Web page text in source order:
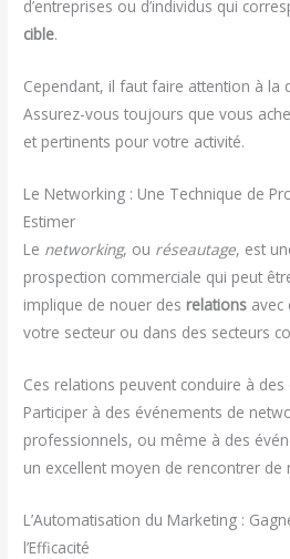
d’entreprises ou d’individus qui
cible.
Cependant, il faut faire attention à la
Assurez-vous toujours que vous
et pertinents pour votre activité.
Le Networking : Une Technique de
Estimer
Le networking, ou réseautage, est
prospection commerciale qui peut
implique de nouer des relations avec
votre secteur ou dans des secteurs
Ces relations peuvent conduire à des
Participer à des événements de
professionnels, ou même à des
un excellent moyen de rencontrer de
L’Automatisation du Marketing :
l’Efficacité